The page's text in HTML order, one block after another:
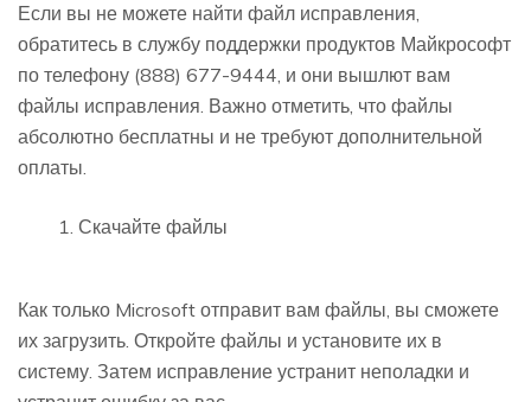
Если вы не можете найти файл исправления,
обратитесь в службу поддержки продуктов Майкрософт
по телефону (888) 677-9444, и они вышлют вам
файлы исправления. Важно отметить, что файлы
абсолютно бесплатны и не требуют дополнительной
оплаты.
Скачайте файлы
Как только Microsoft отправит вам файлы, вы сможете
их загрузить. Откройте файлы и установите их в
систему. Затем исправление устранит неполадки и